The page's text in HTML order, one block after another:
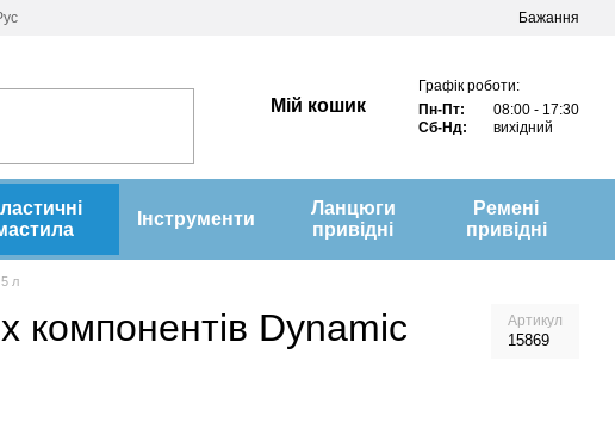
Бажання
Мій кошик
Графік роботи:
Пн-Пт:
08:00 - 17:30
Сб-Нд:
вихідний
Інструменти
Ланцюги
привідні
Ремені
привідні
л
компонентів Dynamic
Артикул
15869